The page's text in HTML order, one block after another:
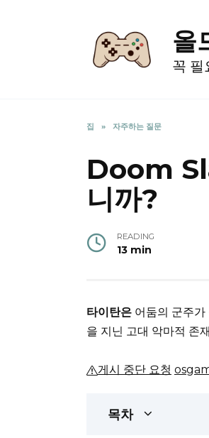
올
꼭 필
집 » 자주하는 질문
Doom
니까?
READING
13 min
타이탄은 어둠의 군주
을 지닌 고대 악마적 존
게시 중단 요청
목차